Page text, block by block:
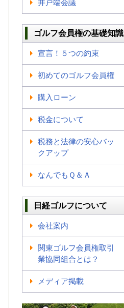
井戸端会議
ゴルフ会員権の基礎知識
宣言！５つの約束
初めてのゴルフ会員権
購入ローン
税金について
税務と法律の安心バッ
クアップ
なんでもＱ＆Ａ
日経ゴルフについて
会社案内
関東ゴルフ会員権取引
業協同組合とは？
メディア掲載